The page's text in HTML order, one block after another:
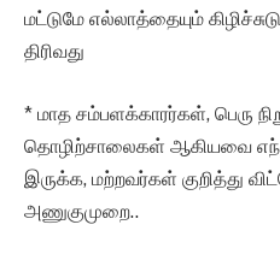
மட்டுமே எல்லாத்தையும்
திரிவது
* மாத சம்பளக்காரர்கள், பெரு
தொழிற்சாலைகள் ஆகியவை
இருக்க, மற்றவர்கள் குறித்து
அணுகுமுறை..